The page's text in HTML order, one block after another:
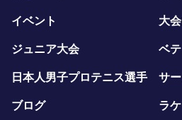
イベント 大
ジュニア大会 ベ
日本人男子プロテニス選手 サ
ブログ ラ